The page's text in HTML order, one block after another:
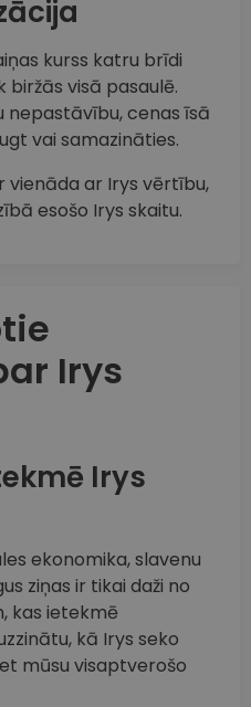
kurss katru brīdi
biržās visā pasaulē.
cenas īsā
vai samazināties.
vienāda ar Irys vērtību,
esošo Irys skaitu.
Irys
Irys
ekonomika, slavenu
ziņas ir tikai daži no
kas ietekmē
kā Irys seko
mūsu visaptverošo